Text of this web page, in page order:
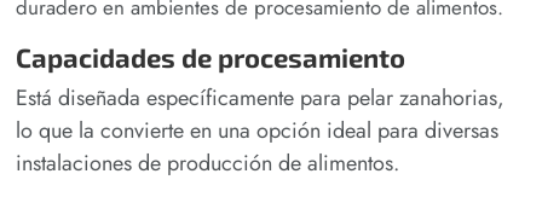
duradero en ambientes de procesamiento de alimentos.
Capacidades de procesamiento
Está diseñada específicamente para pelar zanahorias,
lo que la convierte en una opción ideal para diversas
instalaciones de producción de alimentos.